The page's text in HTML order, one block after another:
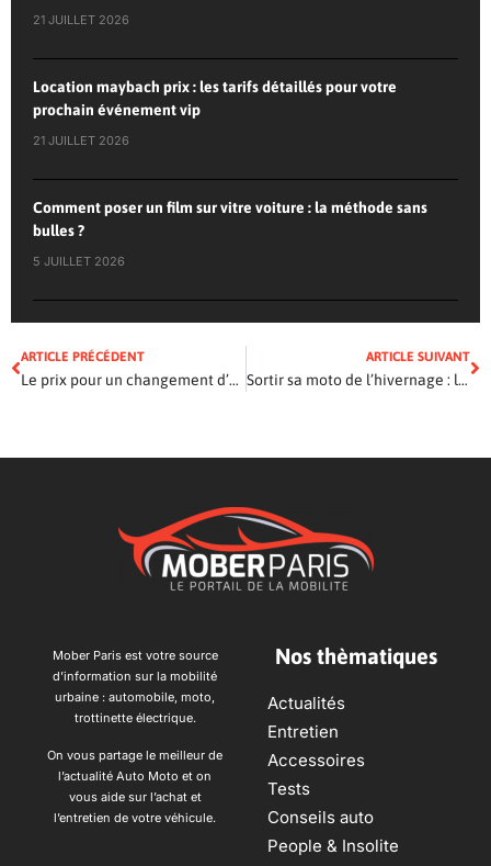
21 JUILLET 2026
Location maybach prix : les tarifs détaillés pour votre
prochain événement vip
21 JUILLET 2026
Comment poser un film sur vitre voiture : la méthode sans
bulles ?
5 JUILLET 2026
ARTICLE PRÉCÉDENT
Le prix pour un changement d’amortisseurs
ARTICLE SUIVANT
Sortir sa moto de l’hivernage : les étapes indispensables
Mober Paris est votre source
d’information sur la mobilité
urbaine : automobile, moto,
trottinette électrique.
On vous partage le meilleur de
l’actualité Auto Moto et on
vous aide sur l’achat et
l’entretien de votre véhicule.
Nos thèmatiques
Actualités
Entretien
Accessoires
Tests
Conseils auto
People & Insolite